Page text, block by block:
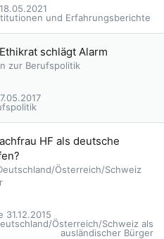
und Erfahrungsberichte
18.05.2021
schlägt Alarm
zur Berufspolitik
HF als deutsche
Österreich/Schweiz
Österreich/Schweiz als
ausländischer Bürger
31.12.2015